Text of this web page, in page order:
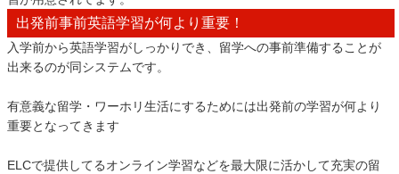
出発前事前英語学習が何より重要！
入学前から英語学習がしっかりでき、留学への事前準備することが
出来るのが同システムです。
有意義な留学・ワーホリ生活にするためには出発前の学習が何より
重要となってきます
ELCで提供してるオンライン学習などを最大限に活かして充実の留